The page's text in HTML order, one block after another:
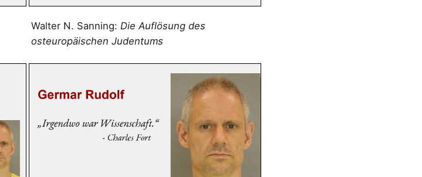
Walter N. Sanning: Die Auflösung des
osteuropäischen Judentums